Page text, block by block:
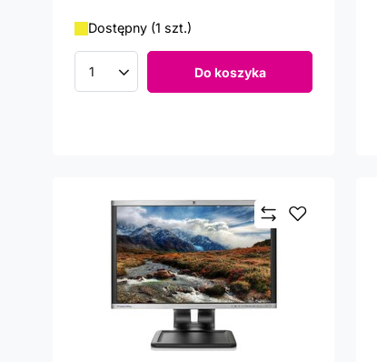
Dostępny (1 szt.)
Ilość produktów Do koszyka